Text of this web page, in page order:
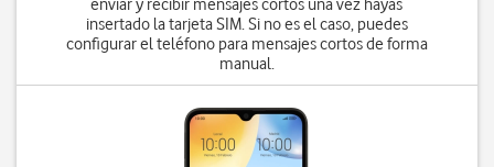
enviar y recibir mensajes cortos una vez hayas
insertado la tarjeta SIM. Si no es el caso, puedes
configurar el teléfono para mensajes cortos de forma
manual.